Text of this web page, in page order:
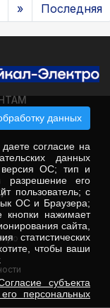
» Последняя
данных
согласие на
данных
ОС; тип и
разрешение его
пользователь; с
ОС и Браузера;
кнопки нажимает
сайта,
статистических
чтобы ваши
субъекта
персональных